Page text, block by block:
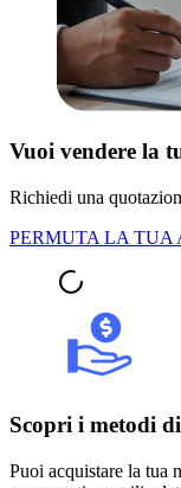
Vuoi vendere la
Richiedi una
PERMUTA LA TUA
Scopri i metodi
Puoi acquistare la tua